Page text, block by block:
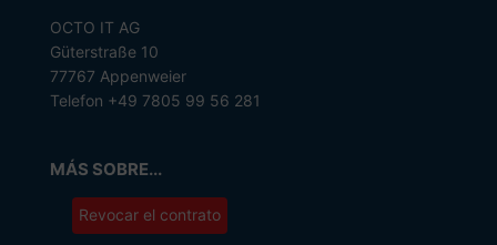
OCTO IT AG
Güterstraße 10
77767 Appenweier
Telefon +49 7805 99 56 281
MÁS SOBRE...
Revocar el contrato